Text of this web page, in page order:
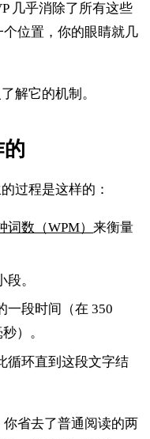
几乎消除了所有这些
位置，你的眼睛就几
解它的机制。
的
过程是这样的：
词数（WPM）来衡量
。
一段时间（在 350
）。
循环直到这段文字结
省去了普通阅读的两